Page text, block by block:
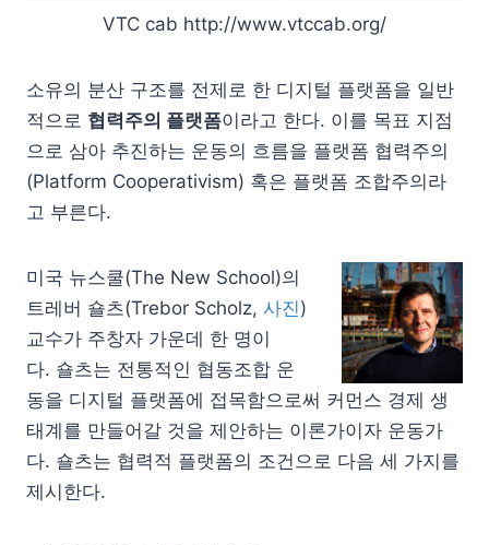
VTC cab http://www.vtccab.org/
소유의 분산 구조를 전제로 한 디지털 플랫폼을 일반
적으로 협력주의 플랫폼이라고 한다. 이를 목표 지점
으로 삼아 추진하는 운동의 흐름을 플랫폼 협력주의
(Platform Cooperativism) 혹은 플랫폼 조합주의라
고 부른다.
미국 뉴스쿨(The New School)의
트레버 숄츠(Trebor Scholz, 사진)
교수가 주창자 가운데 한 명이
다. 숄츠는 전통적인 협동조합 운
동을 디지털 플랫폼에 접목함으로써 커먼스 경제 생
태계를 만들어갈 것을 제안하는 이론가이자 운동가
다. 숄츠는 협력적 플랫폼의 조건으로 다음 세 가지를
제시한다.